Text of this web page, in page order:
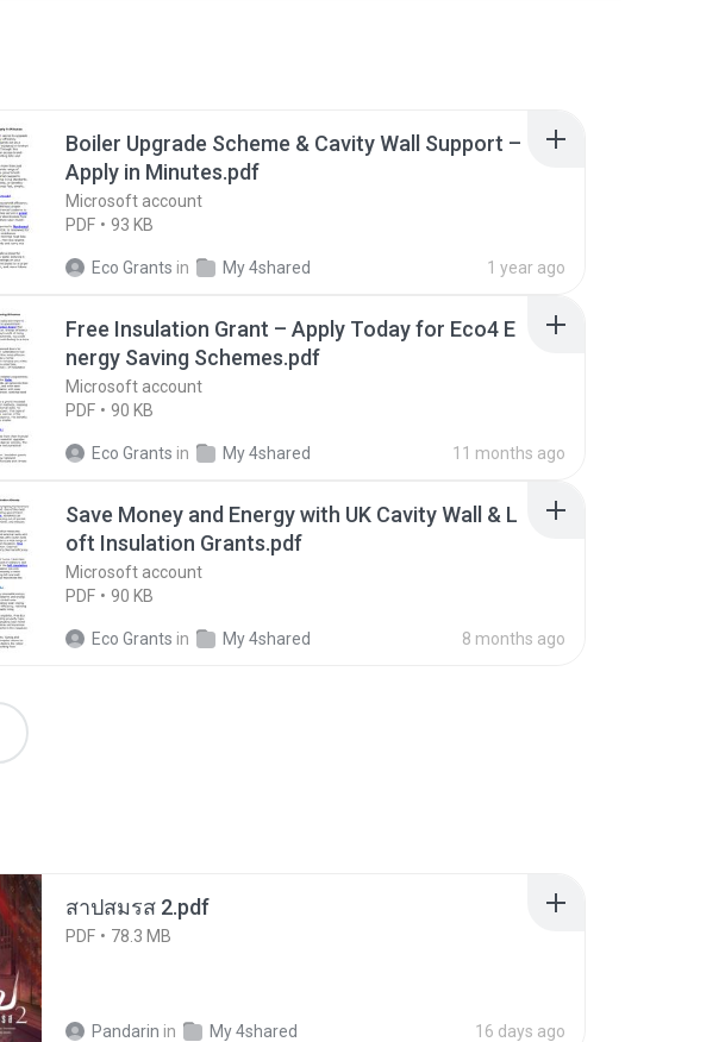
Boiler Upgrade Scheme & Cavity Wall Support –
Apply in Minutes.pdf
Microsoft account
PDF
93 KB
Eco Grants in My 4shared 1 year ago
Free Insulation Grant – Apply Today for Eco4 E
nergy Saving Schemes.pdf
Microsoft account
PDF
90 KB
Eco Grants in My 4shared 11 months ago
Save Money and Energy with UK Cavity Wall & L
oft Insulation Grants.pdf
Microsoft account
PDF
90 KB
Eco Grants in My 4shared 8 months ago
สาปสมรส 2.pdf
PDF 78.3 MB
Pandarin in My 4shared 16 days ago